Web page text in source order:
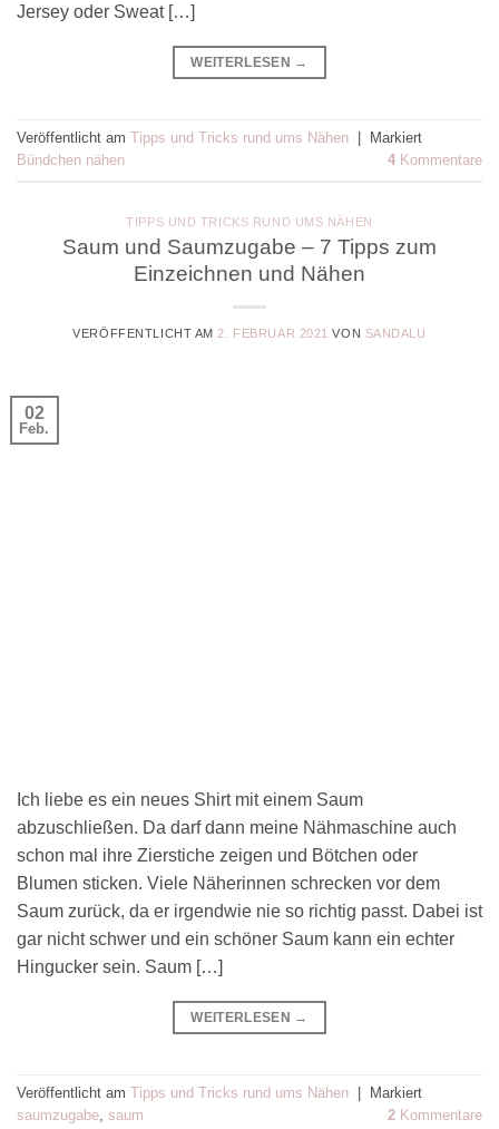
Jersey oder Sweat […]
WEITERLESEN →
Veröffentlicht am Tipps und Tricks rund ums Nähen
Markiert
Bündchen nähen
4 Kommentare
TIPPS UND TRICKS RUND UMS NÄHEN
Saum und Saumzugabe – 7 Tipps zum
Einzeichnen und Nähen
VERÖFFENTLICHT AM2. FEBRUAR 2021 VON SANDALU
02
Feb.
Ich liebe es ein neues Shirt mit einem Saum
abzuschließen. Da darf dann meine Nähmaschine auch
schon mal ihre Zierstiche zeigen und Bötchen oder
Blumen sticken. Viele Näherinnen schrecken vor dem
Saum zurück, da er irgendwie nie so richtig passt. Dabei ist
gar nicht schwer und ein schöner Saum kann ein echter
Hingucker sein. Saum […]
WEITERLESEN →
Veröffentlicht am Tipps und Tricks rund ums Nähen
Markiert
saumzugabe, saum 2 Kommentare